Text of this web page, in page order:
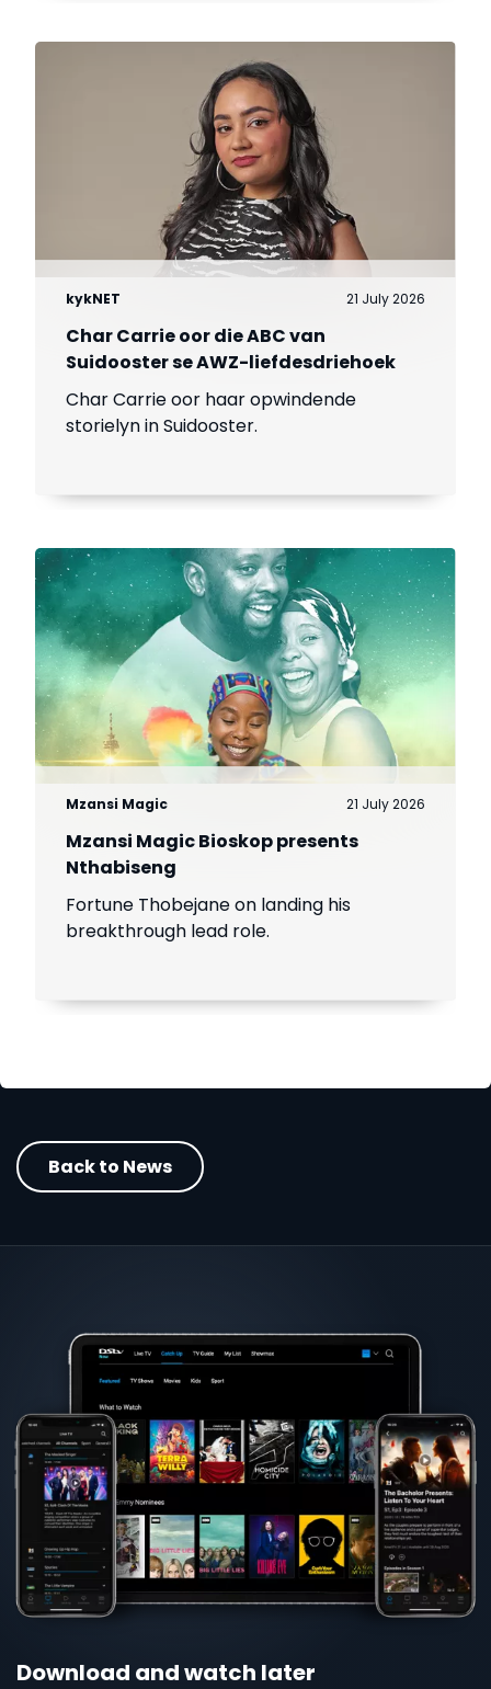
kykNET 21 July 2026
Char Carrie oor die ABC van
Suidooster se AWZ-liefdesdriehoek
Char Carrie oor haar opwindende
storielyn in Suidooster.
Mzansi Magic 21 July 2026
Mzansi Magic Bioskop presents
Nthabiseng
Fortune Thobejane on landing his
breakthrough lead role.
Back to News
Download and watch later